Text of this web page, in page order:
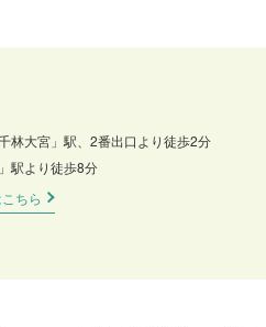
林大宮」駅、2番出口より徒歩2分
駅より徒歩8分
ちら